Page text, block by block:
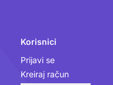
Korisnici
Prijavi se
Kreiraj račun